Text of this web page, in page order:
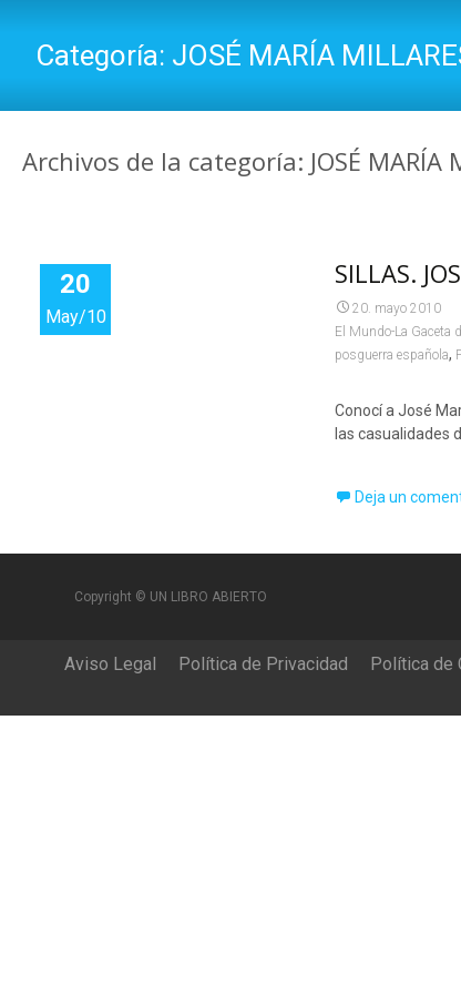
Categoría: JOSÉ MARÍA
Archivos de la categoría: JOSÉ MARÍA
20
May/10
SILLAS.
20. mayo 2010
El Mundo-La Gaceta
posguerra española,
Conocí a José
las casualidades
Deja un
Copyright © UN LIBRO ABIERTO
Aviso Legal Política de Privacidad Política de